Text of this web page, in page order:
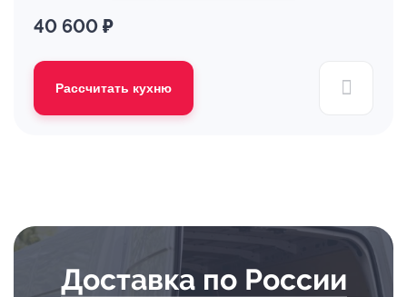
40 600 ₽
Рассчитать кухню
Доставка по России